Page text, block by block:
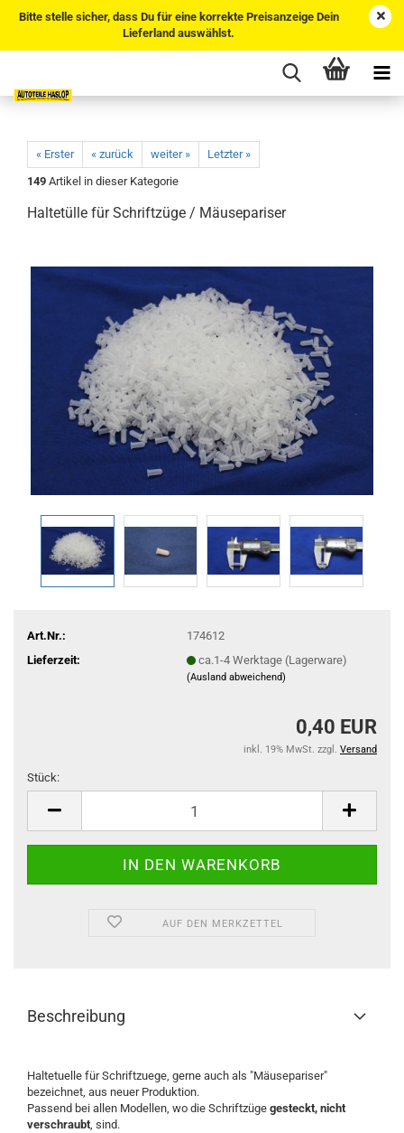
Bitte stelle sicher, dass Du für eine korrekte Preisanzeige Dein
Lieferland auswählst.
« Erster « zurück weiter »
Letzter »
149 Artikel in dieser Kategorie
Haltetülle für Schriftzüge / Mäusepariser
Art.Nr.:
174612
Lieferzeit:
ca.1-4 Werktage (Lagerware)
(Ausland abweichend)
0,40 EUR
inkl. 19% MwSt. zzgl. Versand
Stück:
AUF DEN MERKZETTEL
Beschreibung
Haltetuelle für Schriftzuege, gerne auch als "Mäusepariser"
bezeichnet, aus neuer Produktion.
Passend bei allen Modellen, wo die Schriftzüge gesteckt, nicht
verschraubt, sind.